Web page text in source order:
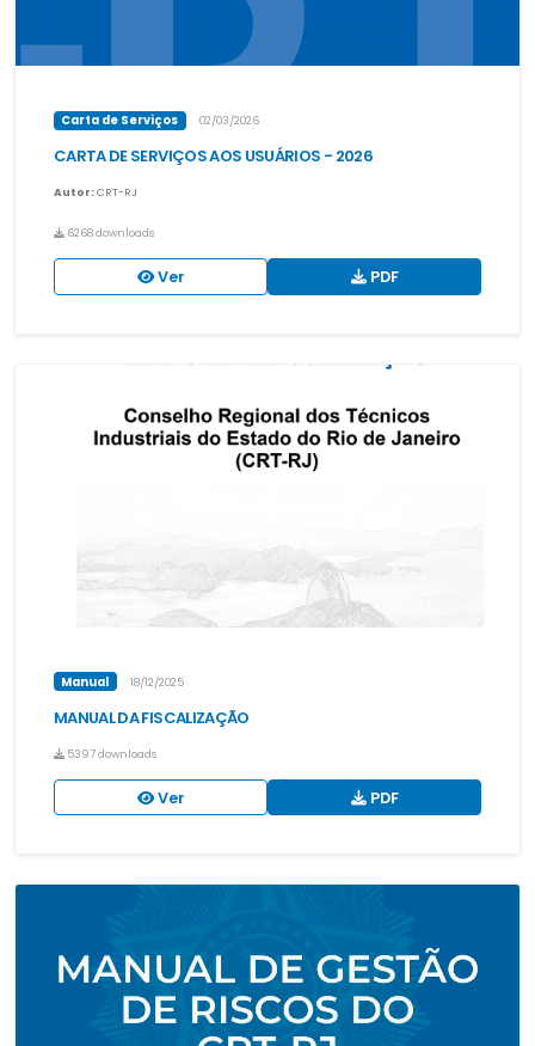
Carta de Serviços 02/03/2026
CARTA DE SERVIÇOS AOS USUÁRIOS - 2026
Autor:CRT-RJ
6268 downloads
Ver PDF
Manual 18/12/2025
MANUAL DA FISCALIZAÇÃO
5397 downloads
Ver PDF